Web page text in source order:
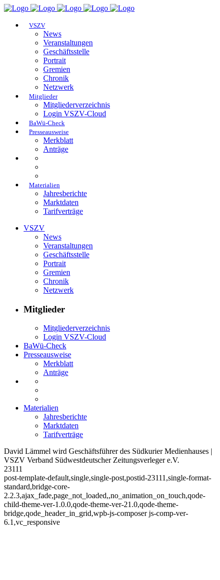
VSZV
News
Veranstaltungen
Geschäftsstelle
Portrait
Gremien
Chronik
Netzwerk
Mitglieder
Mitgliederverzeichnis
Login VSZV-Cloud
BaWü-Check
Presseausweise
Merkblatt
Anträge
Materialien
Jahresberichte
Marktdaten
Tarifverträge
VSZV
News
Veranstaltungen
Geschäftsstelle
Portrait
Gremien
Chronik
Netzwerk
Mitglieder
Mitgliederverzeichnis
Login VSZV-Cloud
BaWü-Check
Presseausweise
Merkblatt
Anträge
Materialien
Jahresberichte
Marktdaten
Tarifverträge
David Lämmel wird Geschäftsführer des Südkurier Medienhauses |
VSZV Verband Südwestdeutscher Zeitungsverleger e.V.
23111
post-template-default,single,single-post,postid-23111,single-format-
standard,bridge-core-
2.2.3,ajax_fade,page_not_loaded,,no_animation_on_touch,qode-
child-theme-ver-1.0.0,qode-theme-ver-21.0,qode-theme-
bridge,qode_header_in_grid,wpb-js-composer js-comp-ver-
6.1,vc_responsive